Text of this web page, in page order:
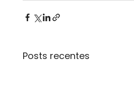
Posts recentes